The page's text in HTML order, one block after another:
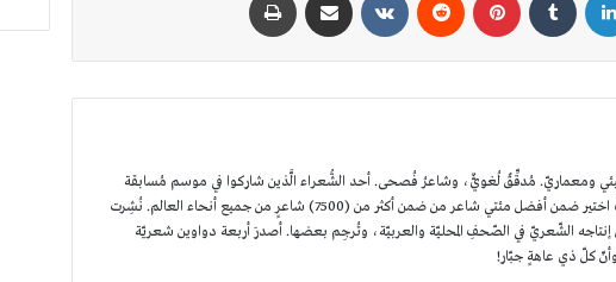
ومعماريّ. مُدقِّقٌ لُغويٌّ، وشاعرُ فُصحى. أحد الشُّعراء الَّذين شاركوا في موسم مُسابقة
أمير الشُّعراء الأوّل في أبوظبي، حيثُ اختير ضمن أفضل مئتي شاعر من ضمن أكثر من (7500) شاعرٍ من جميع أنحاء العالم. نُشِرت
الشّعريّ في الصّحفِ المحليّة والعربيّة، وتُرجِم بعضها. أصدرَ أربعة دواوين شعريّة
وأنّ كلّ ذي عاهةٍ جبّار!
ماجستير العلوم في الهندسة المعمارية: رحلتي نحو